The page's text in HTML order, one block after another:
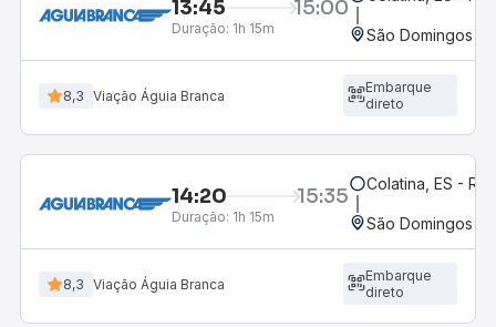
13:45 15:00
Duração: 1h 15m São Domingos
8,3 Viação Águia Branca
Embarque
direto
14:20 15:35
Duração: 1h 15m
Colatina, ES -
São Domingos
8,3 Viação Águia Branca
Embarque
direto